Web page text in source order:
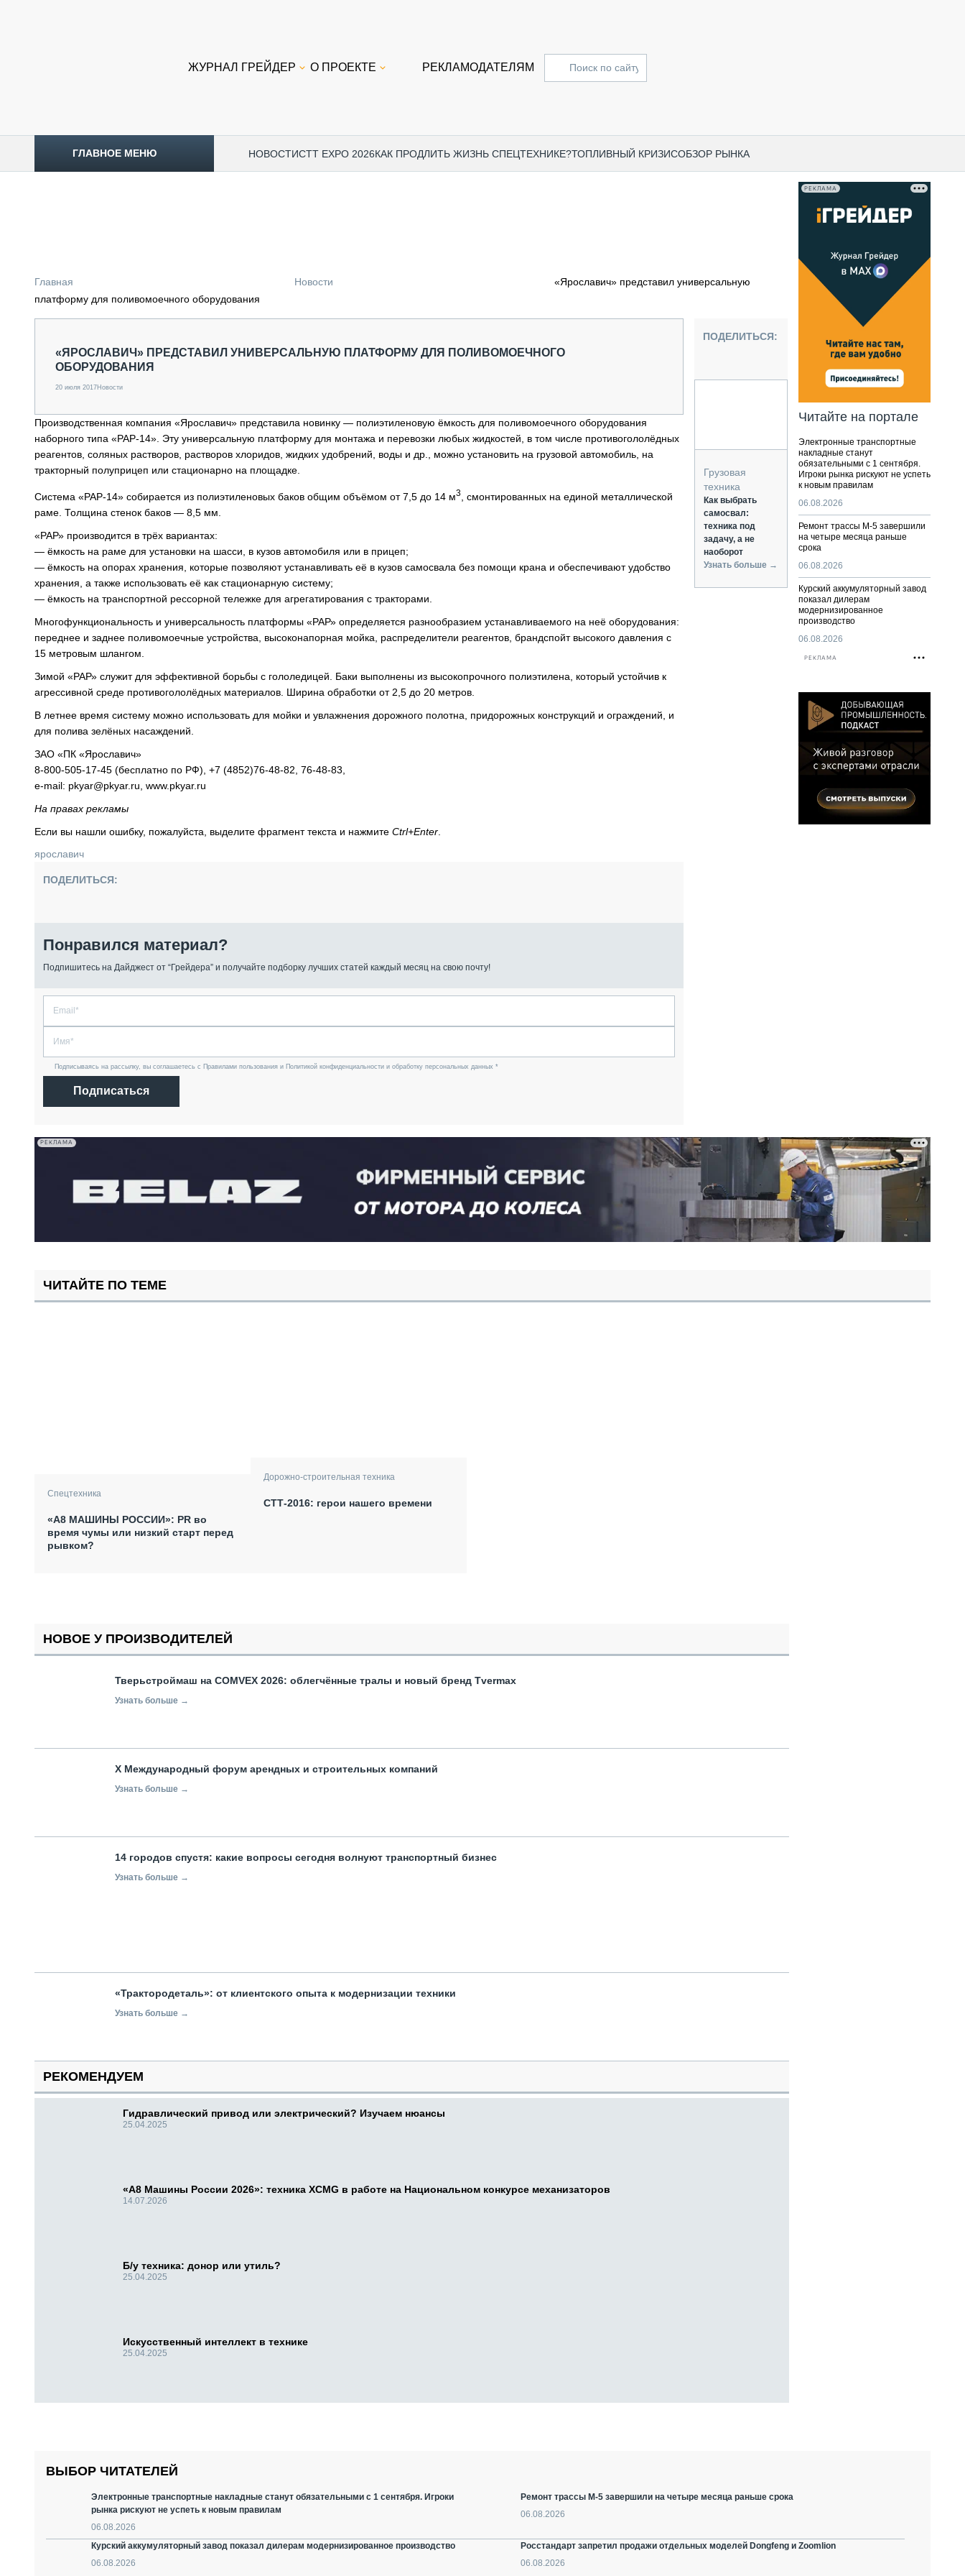
ЖУРНАЛ ГРЕЙДЕР О ПРОЕКТЕ РЕКЛАМОДАТЕЛЯМ
ГЛАВНОЕ МЕНЮ НОВОСТИCTT EXPO 2026КАК ПРОДЛИТЬ ЖИЗНЬ СПЕЦТЕХНИКЕ?ТОПЛИВНЫЙ КРИЗИСОБЗОР РЫНКА
ОБЗОР РЫНКА
ГРУЗОПЕРЕВОЗКИ
ФИНАНСЫ, ЛИЗИНГ, СТРАХОВАНИЕ
ТЕХНИКА КРУПНЫМ ПЛАНОМ
ТЕХНОЛОГИИ
ДОРОЖНАЯ ИНДУСТРИЯ
СЕРВИСМЕНЫ
ПОДЪЁМНАЯ ТЕХНИКА
ПАССАЖИРСКИЙ ТРАНСПОРТ
ЛОГИСТИКА И СКЛАД
АВТОМАТИЗАЦИЯ И ТЕХНОЛОГИИ
Главная Новости
«Ярославич» представил универсальную
платформу для поливомоечного оборудования
«ЯРОСЛАВИЧ» ПРЕДСТАВИЛ УНИВЕРСАЛЬНУЮ ПЛАТФОРМУ ДЛЯ ПОЛИВОМОЕЧНОГО
ОБОРУДОВАНИЯ
20 июля 2017Новости
Производственная компания «Ярославич» представила новинку — полиэтиленовую ёмкость для поливомоечного оборудования
наборного типа «РАР-14». Эту универсальную платформу для монтажа и перевозки любых жидкостей, в том числе противогололёдных
реагентов, соляных растворов, растворов хлоридов, жидких удобрений, воды и др., можно установить на грузовой автомобиль, на
тракторный полуприцеп или стационарно на площадке.
Система «РАР-14» собирается из полиэтиленовых баков общим объёмом от 7,5 до 14 м3
, смонтированных на единой металлической
раме. Толщина стенок баков — 8,5 мм.
«РАР» производится в трёх вариантах:
— ёмкость на раме для установки на шасси, в кузов автомобиля или в прицеп;
— ёмкость на опорах хранения, которые позволяют устанавливать её в кузов самосвала без помощи крана и обеспечивают удобство
хранения, а также использовать её как стационарную систему;
— ёмкость на транспортной рессорной тележке для агрегатирования с тракторами.
Многофункциональность и универсальность платформы «РАР» определяется разнообразием устанавливаемого на неё оборудования:
переднее и заднее поливомоечные устройства, высоконапорная мойка, распределители реагентов, брандспойт высокого давления с
15 метровым шлангом.
Зимой «РАР» служит для эффективной борьбы с гололедицей. Баки выполнены из высокопрочного полиэтилена, который устойчив к
агрессивной среде противогололёдных материалов. Ширина обработки от 2,5 до 20 метров.
В летнее время систему можно использовать для мойки и увлажнения дорожного полотна, придорожных конструкций и ограждений, и
для полива зелёных насаждений.
ЗАО «ПК «Ярославич»
8-800-505-17-45 (бесплатно по РФ), +7 (4852)76-48-82, 76-48-83,
e-mail: pkyar@pkyar.ru, www.pkyar.ru
На правах рекламы
Если вы нашли ошибку, пожалуйста, выделите фрагмент текста и нажмите Ctrl+Enter
ярославич
ПОДЕЛИТЬСЯ:
Понравился материал?
Подпишитесь на Дайджест от “Грейдера” и получайте подборку лучших статей каждый месяц на свою почту!
Подписываясь на рассылку, вы соглашаетесь с Правилами пользования и Политикой конфиденциальности и обработку персональных данных *
Подписаться
ПОДЕЛИТЬСЯ:
Грузовая
техника
Как выбрать
самосвал:
техника под
задачу, а не
наоборот
Узнать больше →
РЕКЛАМА
Читайте на портале
Электронные транспортные
накладные станут
обязательными с 1 сентября.
Игроки рынка рискуют не успеть
к новым правилам
06.08.2026
Ремонт трассы М-5 завершили
на четыре месяца раньше
срока
06.08.2026
Курский аккумуляторный завод
показал дилерам
модернизированное
производство
06.08.2026
РЕКЛАМА
РЕКЛАМА
ЧИТАЙТЕ ПО ТЕМЕ
Спецтехника
«А8 МАШИНЫ РОССИИ»: PR во
время чумы или низкий старт перед
рывком?
Дорожно-строительная техника
СТТ-2016: герои нашего времени
НОВОЕ У ПРОИЗВОДИТЕЛЕЙ
Тверьстроймаш на COMVEX 2026: облегчённые тралы и новый бренд Tvermax
Узнать больше →
X Международный форум арендных и строительных компаний
Узнать больше →
14 городов спустя: какие вопросы сегодня волнуют транспортный бизнес
Узнать больше →
«Трактородеталь»: от клиентского опыта к модернизации техники
Узнать больше →
РЕКОМЕНДУЕМ
Гидравлический привод или электрический? Изучаем нюансы
25.04.2025
«А8 Машины России 2026»: техника XCMG в работе на Национальном конкурсе механизаторов
14.07.2026
Б/у техника: донор или утиль?
25.04.2025
Искусственный интеллект в технике
25.04.2025
ВЫБОР ЧИТАТЕЛЕЙ
Электронные транспортные накладные станут обязательными с 1 сентября. Игроки
рынка рискуют не успеть к новым правилам
06.08.2026
Ремонт трассы М-5 завершили на четыре месяца раньше срока
06.08.2026
Курский аккумуляторный завод показал дилерам модернизированное производство
06.08.2026
Росстандарт запретил продажи отдельных моделей Dongfeng и Zoomlion
06.08.2026